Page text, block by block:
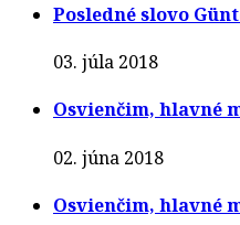
Posledné slovo
03. júla 2018
Osvienčim, hlavné
02. júna 2018
Osvienčim, hlavné